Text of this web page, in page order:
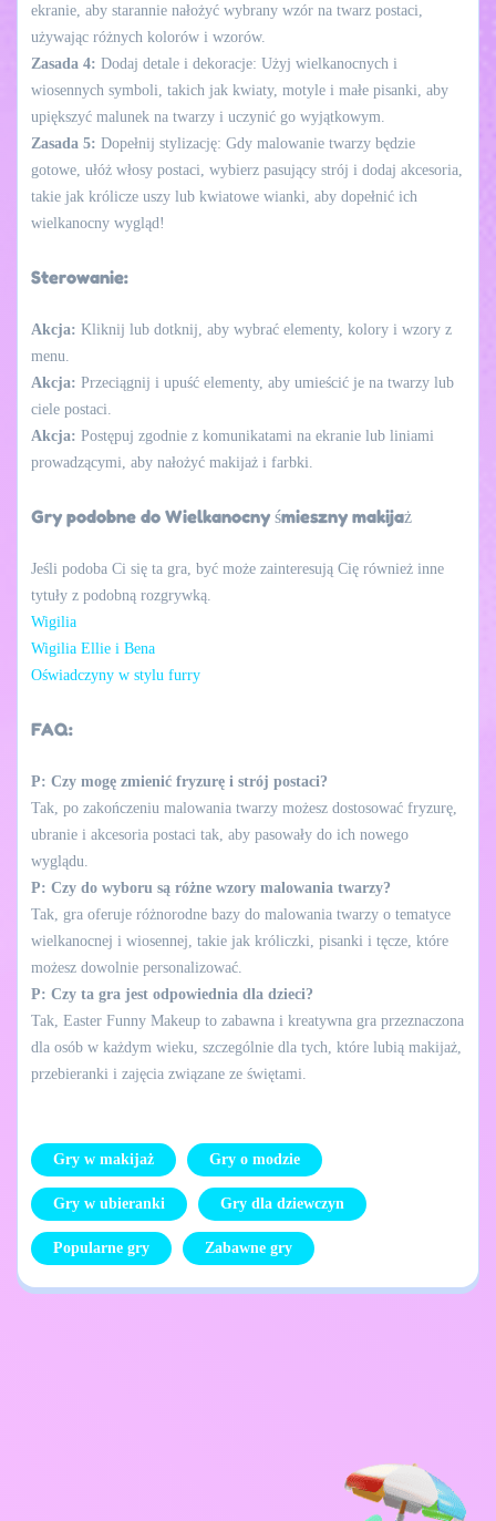
ekranie, aby starannie nałożyć wybrany wzór na twarz postaci,
używając różnych kolorów i wzorów.
Zasada 4: Dodaj detale i dekoracje: Użyj wielkanocnych i
wiosennych symboli, takich jak kwiaty, motyle i małe pisanki, aby
upiększyć malunek na twarzy i uczynić go wyjątkowym.
Zasada 5: Dopełnij stylizację: Gdy malowanie twarzy będzie
gotowe, ułóż włosy postaci, wybierz pasujący strój i dodaj akcesoria,
takie jak królicze uszy lub kwiatowe wianki, aby dopełnić ich
wielkanocny wygląd!
Sterowanie:
Akcja: Kliknij lub dotknij, aby wybrać elementy, kolory i wzory z
menu.
Akcja: Przeciągnij i upuść elementy, aby umieścić je na twarzy lub
ciele postaci.
Akcja: Postępuj zgodnie z komunikatami na ekranie lub liniami
prowadzącymi, aby nałożyć makijaż i farbki.
Gry podobne do Wielkanocny śmieszny makijaż
Jeśli podoba Ci się ta gra, być może zainteresują Cię również inne
tytuły z podobną rozgrywką.
Wigilia
Wigilia Ellie i Bena
Oświadczyny w stylu furry
FAQ:
P: Czy mogę zmienić fryzurę i strój postaci?
Tak, po zakończeniu malowania twarzy możesz dostosować fryzurę,
ubranie i akcesoria postaci tak, aby pasowały do ich nowego
wyglądu.
P: Czy do wyboru są różne wzory malowania twarzy?
Tak, gra oferuje różnorodne bazy do malowania twarzy o tematyce
wielkanocnej i wiosennej, takie jak króliczki, pisanki i tęcze, które
możesz dowolnie personalizować.
P: Czy ta gra jest odpowiednia dla dzieci?
Tak, Easter Funny Makeup to zabawna i kreatywna gra przeznaczona
dla osób w każdym wieku, szczególnie dla tych, które lubią makijaż,
przebieranki i zajęcia związane ze świętami.
Gry w makijaż Gry o modzie
Gry w ubieranki Gry dla dziewczyn
Popularne gry Zabawne gry